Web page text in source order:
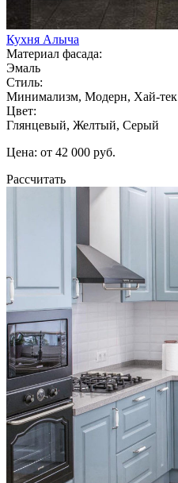
Кухня Алыча
Материал фасада:
Эмаль
Стиль:
Минимализм, Модерн, Хай-тек
Цвет:
Глянцевый, Желтый, Серый
Цена: от 42 000 руб.
Рассчитать